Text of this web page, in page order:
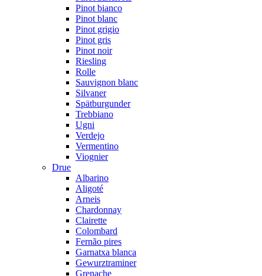
Pinot bianco
Pinot blanc
Pinot grigio
Pinot gris
Pinot noir
Riesling
Rolle
Sauvignon blanc
Silvaner
Spätburgunder
Trebbiano
Ugni
Verdejo
Vermentino
Viognier
Drue
Albarino
Aligoté
Arneis
Chardonnay
Clairette
Colombard
Fernão pires
Garnatxa blanca
Gewurztraminer
Grenache